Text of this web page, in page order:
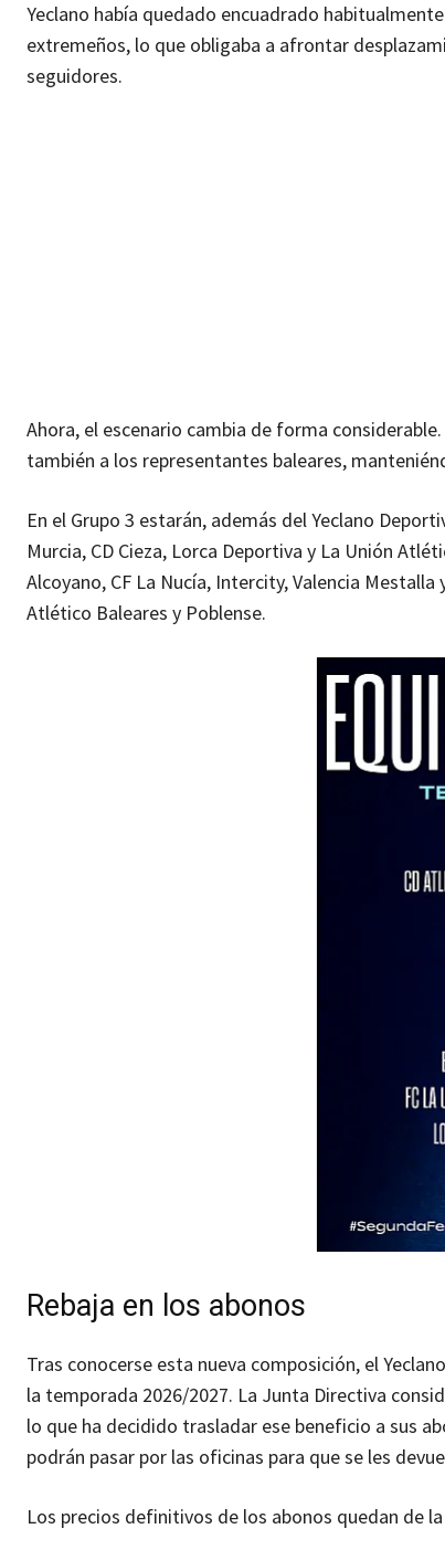
Yeclano había quedado encuadrado
extremeños, lo que obligaba a afrontar
seguidores.
Ahora, el escenario cambia de forma
también a los representantes baleares,
En el Grupo 3 estarán, además del Yeclano
Murcia, CD Cieza, Lorca Deportiva y La Unión
Alcoyano, CF La Nucía, Intercity, Valencia
Atlético Baleares y Poblense.
Rebaja en los abonos
Tras conocerse esta nueva composición, el
la temporada 2026/2027. La Junta Directiva
lo que ha decidido trasladar ese beneficio a sus
podrán pasar por las oficinas para que se les
Los precios definitivos de los abonos quedan de